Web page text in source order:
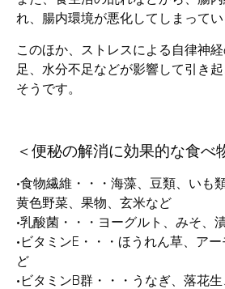
れ、腸内環境が悪化してしまってい
このほか、ストレスによる自律神
足、水分不足などが影響して引き
そうです。
＜便秘の解消に効果的な食べ
•食物繊維・・・海藻、豆類、いも
黄色野菜、果物、玄米など
•乳酸菌・・・ヨーグルト、みそ、
•ビタミンE・・・ほうれん草、ア
ど
•ビタミンB群・・・うなぎ、落花生